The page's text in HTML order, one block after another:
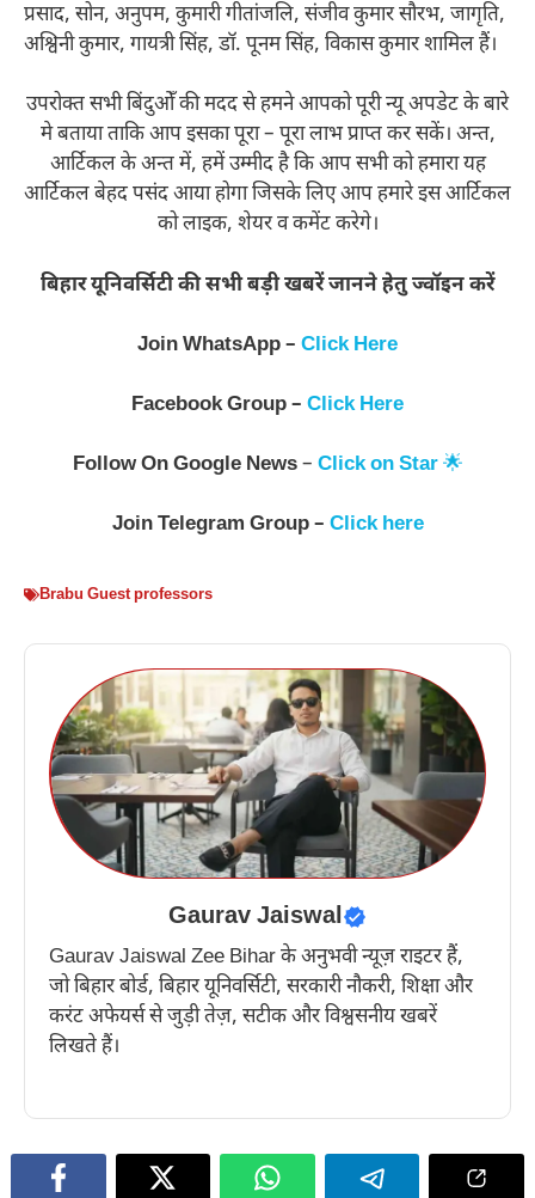
प्रसाद, सोन, अनुपम, कुमारी गीतांजलि, संजीव कुमार सौरभ, जागृति,
अश्विनी कुमार, गायत्री सिंह, डॉ. पूनम सिंह, विकास कुमार शामिल हैं।
उपरोक्त सभी बिंदुओँ की मदद से हमने आपको पूरी न्यू अपडेट के बारे
मे बताया ताकि आप इसका पूरा – पूरा लाभ प्राप्त कर सकें। अन्त,
आर्टिकल के अन्त में, हमें उम्मीद है कि आप सभी को हमारा यह
आर्टिकल बेहद पसंद आया होगा जिसके लिए आप हमारे इस आर्टिकल
को लाइक, शेयर व कमेंट करेगे।
बिहार यूनिवर्सिटी की सभी बड़ी खबरें जानने हेतु ज्वॉइन करें
Join WhatsApp – Click Here
Facebook Group – Click Here
Follow On Google News– Click on Star🌟
Join Telegram Group – Click here
Brabu Guest professors
Gaurav Jaiswal
Gaurav Jaiswal Zee Bihar के अनुभवी न्यूज़ राइटर हैं,
जो बिहार बोर्ड, बिहार यूनिवर्सिटी, सरकारी नौकरी, शिक्षा और
करंट अफेयर्स से जुड़ी तेज़, सटीक और विश्वसनीय खबरें
लिखते हैं।